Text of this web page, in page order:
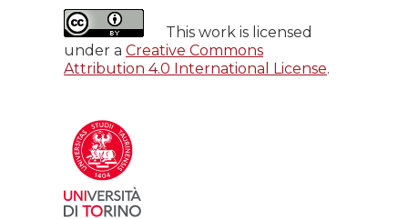
This work is licensed
under a Creative Commons
Attribution 4.0 International License.